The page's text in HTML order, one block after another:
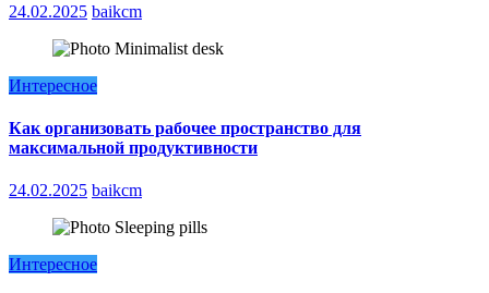
24.02.2025 baikcm
Интересное
Как организовать рабочее пространство для
максимальной продуктивности
24.02.2025 baikcm
Интересное